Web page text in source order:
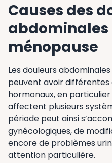
Causes des
ménopause
Les douleurs
peuvent avoir différentes
hormonaux, en
affectent plusieurs
période peut ainsi
gynécologiques, de
encore de problèmes
attention particulière.